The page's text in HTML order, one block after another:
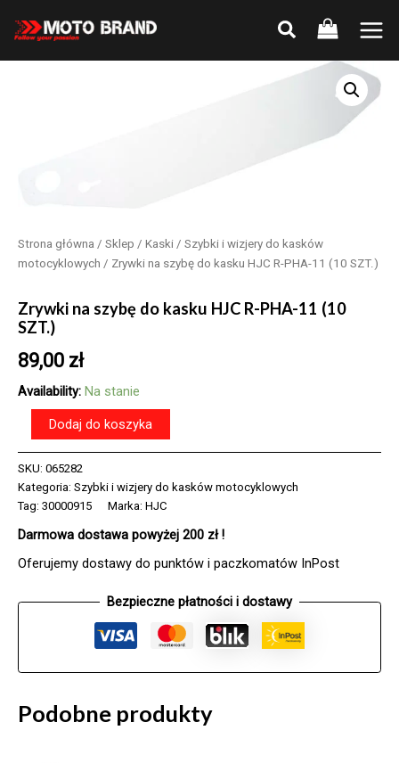
Main
Strona główna / Sklep / Kaski / Szybki i wizjery do kasków
motocyklowych / Zrywki na szybę do kasku HJC R-PHA-11 (10 SZT.)
Zrywki na szybę do kasku HJC R-PHA-11 (10
SZT.)
89,00 zł
Availability: Na stanie
na
szybę
do
kasku
R-
PHA-
Dodaj do koszyka
SKU: 065282
Kategoria: Szybki i wizjery do kasków motocyklowych
Tag: 30000915 Marka: HJC
Darmowa dostawa powyżej 200 zł !
Oferujemy dostawy do punktów i paczkomatów InPost
Bezpieczne płatności i dostawy
Podobne produkty